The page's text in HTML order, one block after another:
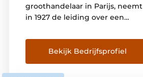
groothandelaar in Parijs, neemt
in 1927 de leiding over een
Somme. Hier ontwikkelt hij
hoofdzakelijk kranen en
vloerhevels voor badkamers en
keukens. De volgende
Bekijk Bedrijfsprofiel